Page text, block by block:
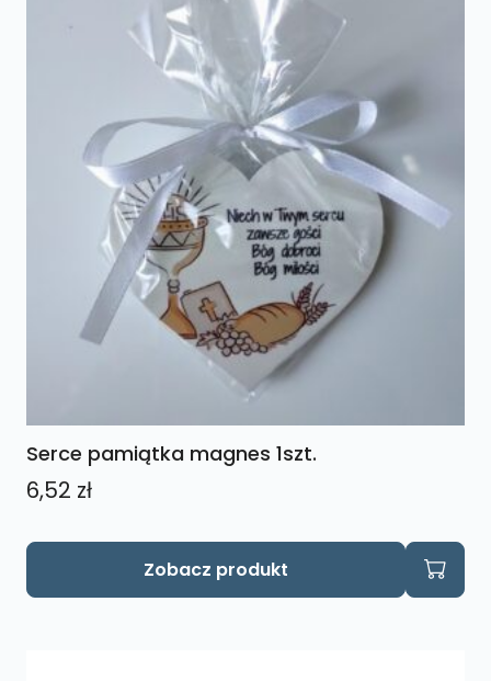
Serce pamiątka magnes 1szt.
6,52 zł
Zobacz produkt